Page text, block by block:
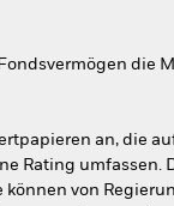
die
an, die
Rating umfassen.
von